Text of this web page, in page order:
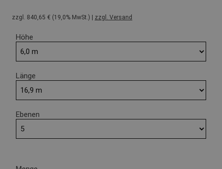
zzgl. 840,65 € (19,0% MwSt.) | zzgl. Versand
Höhe
Länge
Ebenen